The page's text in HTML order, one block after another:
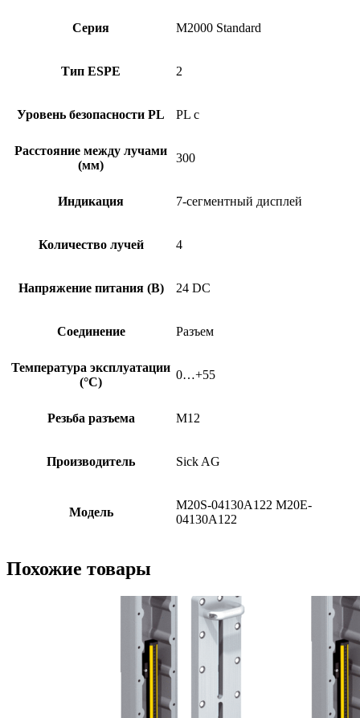
Серия M2000 Standard
Тип ESPE 2
Уровень безопасности PL PL c
Расстояние между лучами
(мм)
300
Индикация 7-сегментный дисплей
Количество лучей 4
Напряжение питания (В) 24 DC
Соединение Разъем
Температура эксплуатации
(°C)
0…+55
Резьба разъема M12
Производитель Sick AG
Модель
M20S-04130A122 M20E-
04130A122
Похожие товары